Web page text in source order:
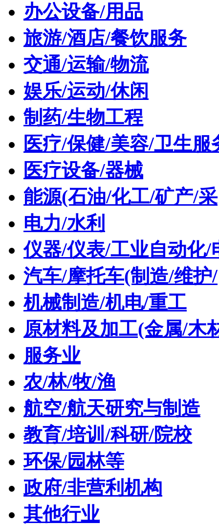
办公设备/用品
旅游/酒店/餐饮服务
交通/运输/物流
娱乐/运动/休闲
制药/生物工程
医疗/保健/美容/卫生服
医疗设备/器械
能源(石油/化工/矿产/采
电力/水利
仪器/仪表/工业自动化/
汽车/摩托车(制造/维护/
机械制造/机电/重工
原材料及加工(金属/木
服务业
农/林/牧/渔
航空/航天研究与制造
教育/培训/科研/院校
环保/园林等
政府/非营利机构
其他行业